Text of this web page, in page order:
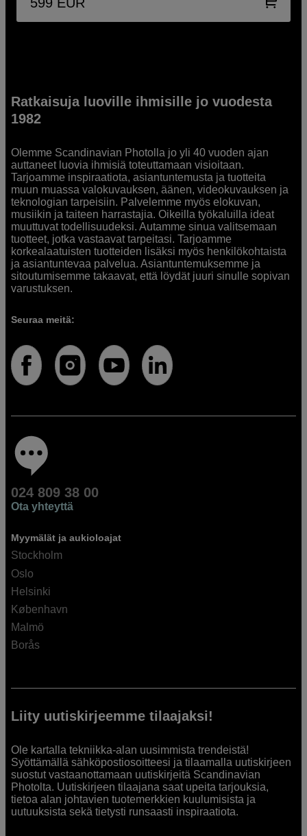
Ratkaisuja luoville ihmisille jo vuodesta
1982
Olemme Scandinavian Photolla jo yli 40 vuoden ajan
auttaneet luovia ihmisiä toteuttamaan visioitaan.
Tarjoamme inspiraatiota, asiantuntemusta ja tuotteita
muun muassa valokuvauksen, äänen, videokuvauksen ja
teknologian tarpeisiin. Palvelemme myös elokuvan,
musiikin ja taiteen harrastajia. Oikeilla työkaluilla ideat
muuttuvat todellisuudeksi. Autamme sinua valitsemaan
tuotteet, jotka vastaavat tarpeitasi. Tarjoamme
korkealaatuisten tuotteiden lisäksi myös henkilökohtaista
ja asiantuntevaa palvelua. Asiantuntemuksemme ja
sitoutumisemme takaavat, että löydät juuri sinulle sopivan
varustuksen.
Seuraa meitä:
024 809 38 00
Ota yhteyttä
Myymälät ja aukioloajat
Stockholm
Oslo
Helsinki
København
Malmö
Borås
Liity uutiskirjeemme tilaajaksi!
Ole kartalla tekniikka-alan uusimmista trendeistä!
Syöttämällä sähköpostiosoitteesi ja tilaamalla uutiskirjeen
suostut vastaanottamaan uutiskirjeitä Scandinavian
Photolta. Uutiskirjeen tilaajana saat upeita tarjouksia,
tietoa alan johtavien tuotemerkkien kuulumisista ja
uutuuksista sekä tietysti runsaasti inspiraatiota.